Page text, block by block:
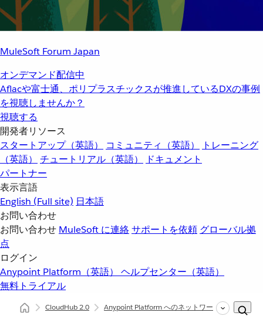
MuleSoft Forum Japan
オンデマンド配信中
Aflacや富士通、ポリプラスチックスが推進しているDXの事例
を視聴しませんか？
視聴する
開発者リソース
スタートアップ（英語）
コミュニティ（英語）
トレーニング
（英語）
チュートリアル（英語）
ドキュメント
パートナー
表示言語
English (Full site) 日本語
お問い合わせ
お問い合わせ MuleSoft に連絡サポートを依頼 グローバル拠
点
ログイン
Anypoint Platform（英語） ヘルプセンター（英語）
無料トライアル
CloudHub 2.0 Anypoint Platform へのネットワークの拡張